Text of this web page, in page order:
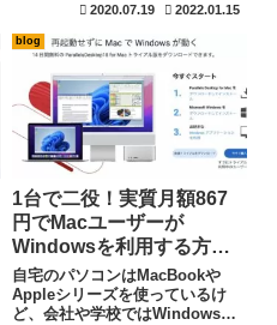
ーマと有料テーマがありますが、
その違いは機能やサポートの充実
です。無料でも有料と同じ位の機
能を搭載したテーマも存在しま
す。選択を間違えると、後で予想
以上に苦労する結果にも繋がりま
す。
2020.07.19 2022.01.15
blog
1台で二役！実質月額867
円でMacユーザーが
Windowsを利用する方
法！
自宅のパソコンはMacBookや
Appleシリーズを使っているけ
ど、会社や学校ではWindowsと